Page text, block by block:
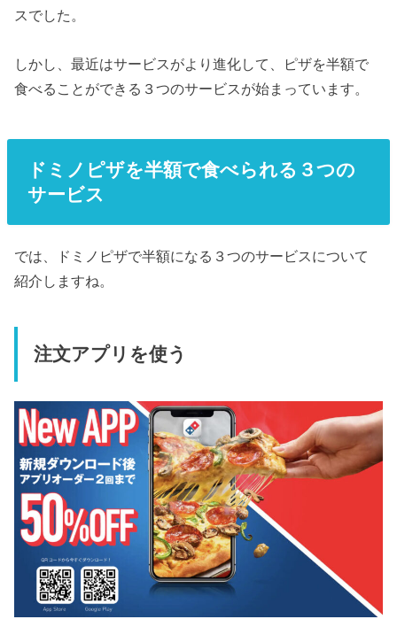
スでした。
しかし、最近はサービスがより進化して、ピザを半額で
食べることができる３つのサービスが始まっています。
ドミノピザを半額で食べられる３つの
サービス
では、ドミノピザで半額になる３つのサービスについて
紹介しますね。
注文アプリを使う